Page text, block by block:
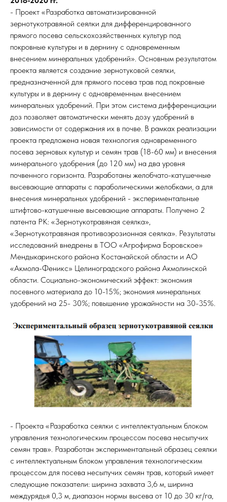
- Проект «Разработка автоматизированной
зернотукотравяной сеялки для дифференцированного
прямого посева сельскохозяйственных культур под
покровные культуры и в дернину с одновременным
внесением минеральных удобрений». Основным результатом
проекта является создание зернотуковой сеялки,
предназначенной для прямого посева трав под покровные
культуры и в дернину с одновременным внесением
минеральных удобрений. При этом система дифференциации
доз позволяет автоматически менять дозу удобрений в
зависимости от содержания их в почве. В рамках реализации
проекта предложена новая технология одновременного
посева зерновых культур и семян трав (18-60 мм) и внесения
минерального удобрения (до 120 мм) на два уровня
почвенного горизонта. Разработаны желобчато-катушечные
высевающие аппараты с параболическими желобками, а для
внесения минеральных удобрений - экспериментальные
штифтово-катушечные высевающие аппараты. Получено 2
патента РК: «Зернотукотравяная сеялка»,
«Зернотукотравяная противоэрозионная сеялка». Результаты
исследований внедрены в ТОО «Агрофирма Боровское»
Мендыкаринского района Костанайской области и АО
«Акмола-Феникс» Целиноградского района Акмолинской
области. Социально-экономический эффект: экономия
посевного материала до 10-15%; экономия минеральных
удобрений на 25- 30%; повышение урожайности на 30-35%.
- Проекта «Разработка сеялки с интеллектуальным блоком
управления технологическим процессом посева несыпучих
семян трав». Разработан экспериментальный образец сеялки
c интеллектуальным блоком управления технологическим
процессом для посева несыпучих семян трав, который имеет
следующие показатели: ширина захвата 3,6 м, ширина
междурядья 0,3 м, диапазон нормы высева от 10 до 30 кг/га,